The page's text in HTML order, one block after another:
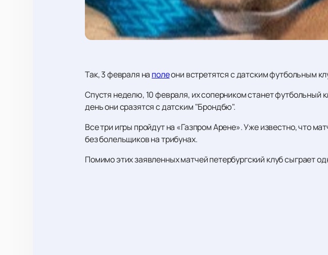
Так, 3 февраля на полеони встретятся с датским футбольным
Спустя неделю, 10 февраля, их соперником станет
день они сразятся с датским "Брондбю".
Все три игры пройдут на «Газпром Арене». Уже известно, что
без болельщиков на трибунах.
Помимо этих заявленных матчей петербургский клуб сыграет